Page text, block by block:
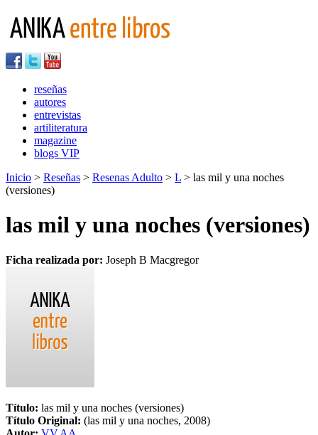
reseñas
autores
entrevistas
artiliteratura
magazine
blogs VIP
Inicio > Reseñas > Resenas Adulto > L > las mil y una noches
(versiones)
las mil y una noches (versiones)
Ficha realizada por: Joseph B Macgregor
Título: las mil y una noches (versiones)
Título Original: (las mil y una noches, 2008)